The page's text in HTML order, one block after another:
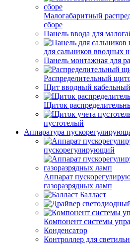
Малогабаритный
сборе
Панель ввода для
для сальников вводных
Панель монтажная для
Распределительный
Щит вводный кабельный
Щиток
пустотелый
Аппаратура
пускорегулирующий
Аппарат
газоразрядных ламп
Балласт
Компонент системы
Конденсатор
Контроллер для